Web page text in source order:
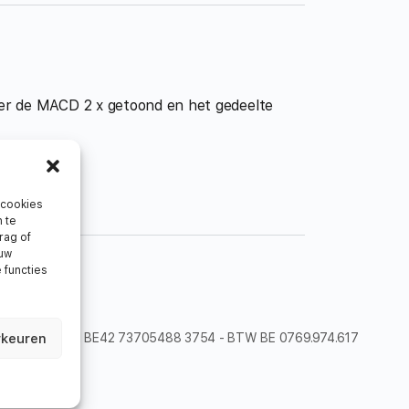
te
of
functies
de MACD 2 x getoond en het gedeelte
- IBAN BE42 73705488 3754 - BTW BE 0769.974.617